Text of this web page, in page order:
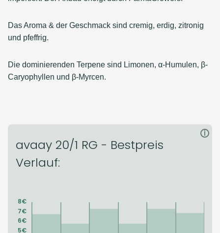
Das Aroma & der Geschmack sind cremig, erdig, zitronig
und pfeffrig.
Die dominierenden Terpene sind Limonen, α-Humulen, β-
Caryophyllen und β-Myrcen.
avaay 20/1 RG - Bestpreis
Verlauf:
i